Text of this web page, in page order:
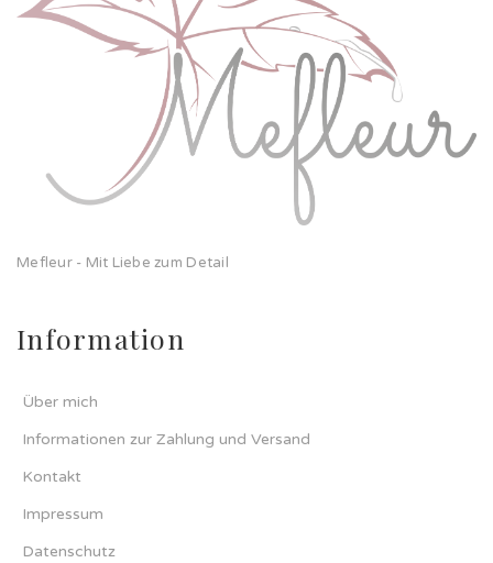
Mefleur - Mit Liebe zum Detail
Information
Über mich
Informationen zur Zahlung und Versand
Kontakt
Impressum
Datenschutz